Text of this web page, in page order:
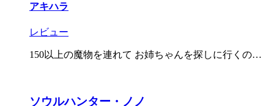
アキハラ
レビュー
150以上の魔物を連れて お姉ちゃんを探しに行くの…
ソウルハンター・ノノ